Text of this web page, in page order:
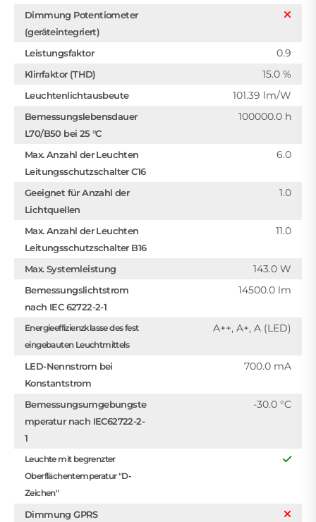
Dimmung Potentiometer
(geräteintegriert)
Leistungsfaktor
0.9
Klirrfaktor (THD) 15.0 %
Leuchtenlichtausbeute 101.39 lm/W
Bemessungslebensdauer
L70/B50 bei 25 °C
100000.0 h
Max. Anzahl der Leuchten
Leitungsschutzschalter C16
6.0
Geeignet für Anzahl der
Lichtquellen
1.0
Max. Anzahl der Leuchten
Leitungsschutzschalter B16
11.0
Max. Systemleistung 143.0 W
Bemessungslichtstrom
nach IEC 62722-2-1
14500.0 lm
Energieeffizienzklasse des fest
eingebauten Leuchtmittels
A++, A+, A (LED)
LED-Nennstrom bei
Konstantstrom
700.0 mA
Bemessungsumgebungste
mperatur nach IEC62722-2-
1
-30.0 °C
Leuchte mit begrenzter
Oberflächentemperatur "D-
Zeichen"
Dimmung GPRS